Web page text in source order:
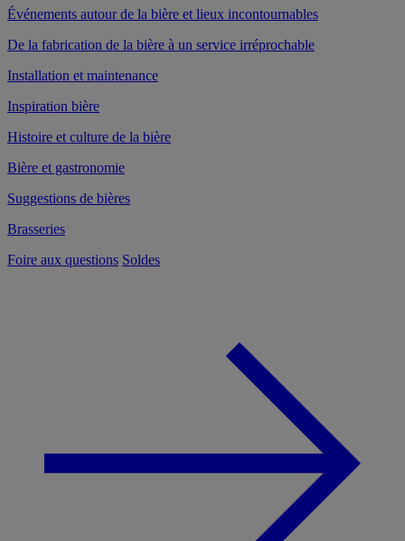
Événements autour de la bière et lieux incontournables
De la fabrication de la bière à un service irréprochable
Installation et maintenance
Inspiration bière
Histoire et culture de la bière
Bière et gastronomie
Suggestions de bières
Brasseries
Foire aux questions Soldes